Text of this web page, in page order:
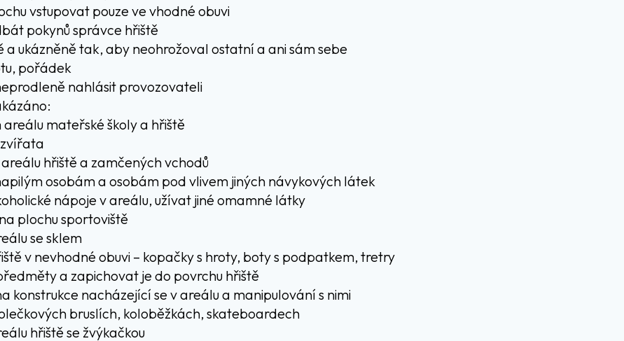
vstupovat pouze ve vhodné obuvi
pokynů správce hřiště
a ukázněně tak, aby neohrožoval ostatní a ani sám sebe
pořádek
nahlásit provozovateli
areálu mateřské školy a hřiště
hřiště a zamčených vchodů
osobám a osobám pod vlivem jiných návykových látek
nápoje v areálu, užívat jiné omamné látky
plochu sportoviště
se sklem
v nevhodné obuvi – kopačky s hroty, boty s podpatkem, tretry
a zapichovat je do povrchu hřiště
konstrukce nacházející se v areálu a manipulování s nimi
bruslích, koloběžkách, skateboardech
hřiště se žvýkačkou